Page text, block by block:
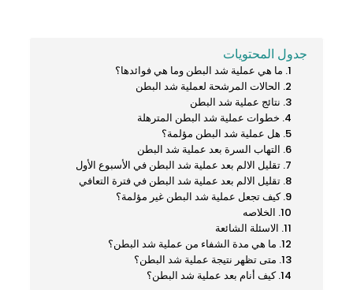
جدول المحتويات
ما هي عملية شد البطن وما هي فوائدها؟
الحالات المرشحة لعملية شد البطن
نتائج عملية شد البطن
خطوات عملية شد البطن المترهلة
هل عملية شد البطن مؤلمة؟
التهاب السرة بعد عملية شد البطن
تقليل الالم بعد عملية شد البطن في الأسبوع الأول
تقليل الالم بعد عملية شد البطن في فترة التعافي
كيف تجعل عملية شد البطن غير مؤلمة؟
الخلاصه
الاسئلة الشائعة
ما هي مدة الشفاء من عملية شد البطن؟
متى تظهر نتيجة عملية شد البطن؟
كيف أنام بعد عملية شد البطن؟